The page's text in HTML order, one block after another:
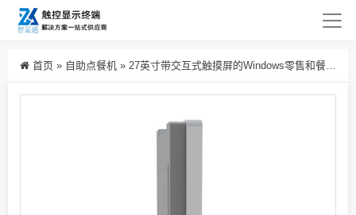
首页 » 自助点餐机 » 27英寸带交互式触摸屏的Windows零售和餐饮服务自助点餐机